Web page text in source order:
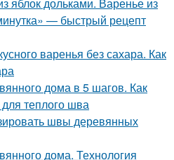
— быстрый рецепт
варенья без сахара. Как
дома в 5 шагов. Как
теплого шва
швы деревянных
дома. Технология